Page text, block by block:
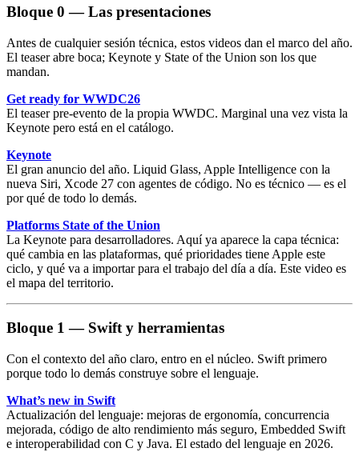
Bloque 0 — Las presentaciones
Antes de cualquier sesión técnica, estos videos dan el marco del año.
El teaser abre boca; Keynote y State of the Union son los que
mandan.
Get ready for WWDC26
El teaser pre-evento de la propia WWDC. Marginal una vez vista la
Keynote pero está en el catálogo.
Keynote
El gran anuncio del año. Liquid Glass, Apple Intelligence con la
nueva Siri, Xcode 27 con agentes de código. No es técnico — es el
por qué de todo lo demás.
Platforms State of the Union
La Keynote para desarrolladores. Aquí ya aparece la capa técnica:
qué cambia en las plataformas, qué prioridades tiene Apple este
ciclo, y qué va a importar para el trabajo del día a día. Este video es
el mapa del territorio.
Bloque 1 — Swift y herramientas
Con el contexto del año claro, entro en el núcleo. Swift primero
porque todo lo demás construye sobre el lenguaje.
What’s new in Swift
Actualización del lenguaje: mejoras de ergonomía, concurrencia
mejorada, código de alto rendimiento más seguro, Embedded Swift
e interoperabilidad con C y Java. El estado del lenguaje en 2026.